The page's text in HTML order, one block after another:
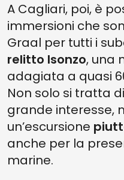
A Cagliari, poi, è
immersioni che
Graal per tutti i
relitto Isonzo, una
adagiata a quasi
Non solo si tratta
grande interesse,
un’escursione
anche per la
marine.